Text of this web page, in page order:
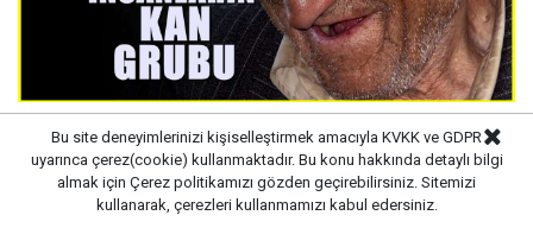
Çok uzun yaşayabiliyorlar, En uzun ömürlü
kan grubu
Bu site deneyimlerinizi kişiselleştirmek amacıyla KVKK ve GDPR
uyarınca çerez(cookie) kullanmaktadır. Bu konu hakkında detaylı bilgi
almak için Çerez politikamızı gözden geçirebilirsiniz. Sitemizi
kullanarak, çerezleri kullanmamızı kabul edersiniz.